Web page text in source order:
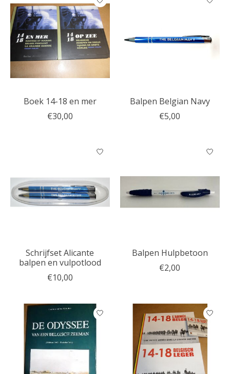
Boek 14-18 en mer
€30,00
Balpen Belgian Navy
€5,00
Schrijfset Alicante
balpen en vulpotlood
€10,00
Balpen Hulpbetoon
€2,00